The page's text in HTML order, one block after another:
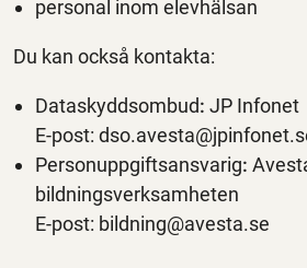
personal inom elevhälsan
Du kan också kontakta:
Dataskyddsombud: JP Infonet
E‑post:
Personuppgiftsansvarig:
bildningsverksamheten
E‑post: bildning@avesta.se